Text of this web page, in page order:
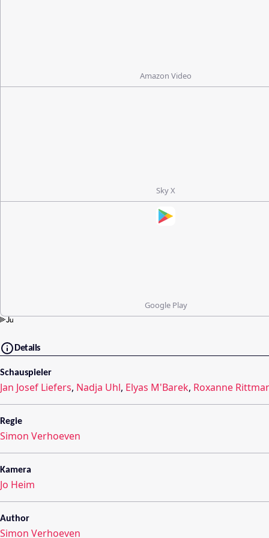
Amazon Video
Sky X
Google Play
Details
Schauspieler
Jan Josef Liefers, Nadja Uhl, Elyas M'Barek, Roxanne
Regie
Simon Verhoeven
Kamera
Jo Heim
Author
Simon Verhoeven